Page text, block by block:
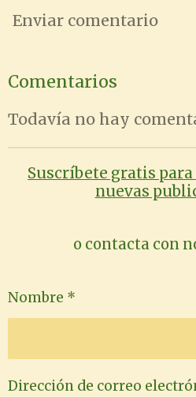
Enviar comentario
Comentarios
Todavía no hay
Suscríbete gratis
nuevas
o contacta con
Nombre *
Dirección de correo